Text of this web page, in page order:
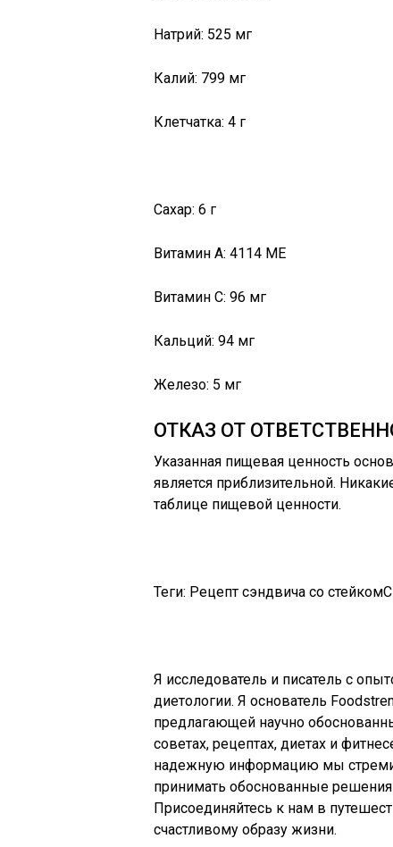
Натрий: 525 мг
Калий: 799 мг
Клетчатка: 4 г
Сахар: 6 г
Витамин А: 4114 МЕ
Витамин С: 96 мг
Кальций: 94 мг
Железо: 5 мг
ОТКАЗ ОТ
Указанная пищевая ценность
является приблизительной.
таблице пищевой ценности.
Теги: Рецепт сэндвича со
Я исследователь и писатель с
диетологии. Я основатель
предлагающей научно
советах, рецептах, диетах и
надежную информацию мы
принимать обоснованные решения
Присоединяйтесь к нам в
счастливому образу жизни.